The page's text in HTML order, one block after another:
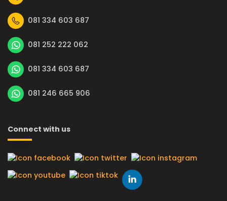
081 334 603 687
081 252 222 062
081 334 603 687
081 246 665 906
Connect with us